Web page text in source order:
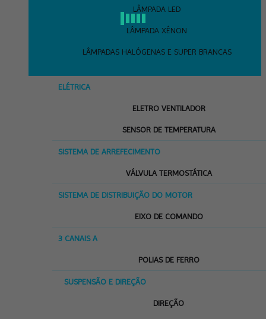
LÂMPADA LED
LÂMPADA XÊNON
LÂMPADAS HALÓGENAS E SUPER BRANCAS
ELÉTRICA
ELETRO VENTILADOR
SENSOR DE TEMPERATURA
SISTEMA DE ARREFECIMENTO
VÁLVULA TERMOSTÁTICA
SISTEMA DE DISTRIBUIÇÃO DO MOTOR
EIXO DE COMANDO
3 CANAIS A
POLIAS DE FERRO
SUSPENSÃO E DIREÇÃO
DIREÇÃO